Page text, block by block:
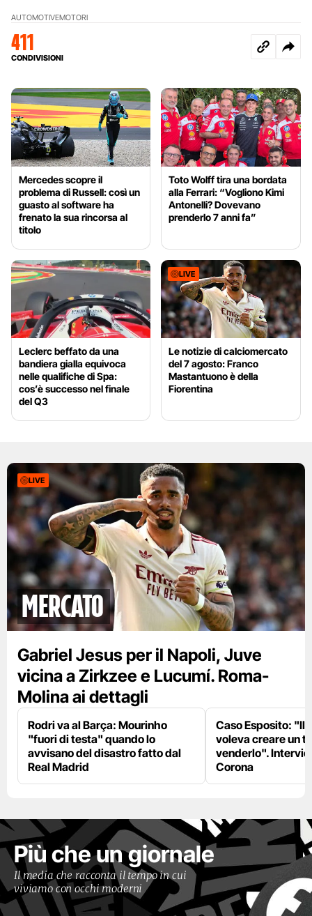
AUTOMOTIVEMOTORI
411
CONDIVISIONI
Mercedes scopre il
problema di Russell: così un
guasto al software ha
frenato la sua rincorsa al
titolo
Toto Wolff tira una bordata
alla Ferrari: “Vogliono Kimi
Antonelli? Dovevano
prenderlo 7 anni fa”
Leclerc beffato da una
bandiera gialla equivoca
nelle qualifiche di Spa:
cos’è successo nel finale
del Q3
LIVE
Le notizie di calciomercato
del 7 agosto: Franco
Mastantuono è della
Fiorentina
LIVE
mercato
Gabriel Jesus per il Napoli, Juve
vicina a Zirkzee e Lucumí. Roma-
Molina ai dettagli
Rodri va al Barça: Mourinho
"fuori di testa" quando lo
avvisano del disastro fatto dal
Real Madrid
Caso Esposito: "Il
voleva creare un
venderlo".
Corona
Più che un giornale
Il media che racconta il tempo in cui
viviamo con occhi moderni